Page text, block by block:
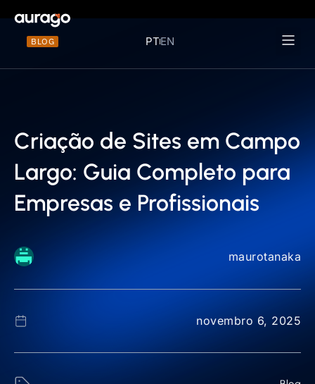
BLOG PTEN
Criação de Sites em Campo
Largo: Guia Completo para
Empresas e Profissionais
maurotanaka
novembro 6, 2025